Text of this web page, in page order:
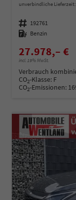
unverbindliche Lieferzeit:
Fahrzeugnummer 192761
Kraftstoff Benzin
27.978,– €
incl. 19% MwSt.
Verbrauch
CO2-Klasse: F
CO2-Emissionen: